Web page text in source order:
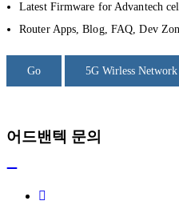
Latest Firmware for Advantech
Router Apps, Blog, FAQ, Dev
Go 5G Wirless Network
어드밴텍 문의